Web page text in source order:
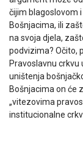
čijim blagoslovom
Bošnjacima, ili
na svoja djela,
podvizima? Očito,
Pravoslavnu
uništenja
Bošnjacima on će
„vitezovima
institucionalne